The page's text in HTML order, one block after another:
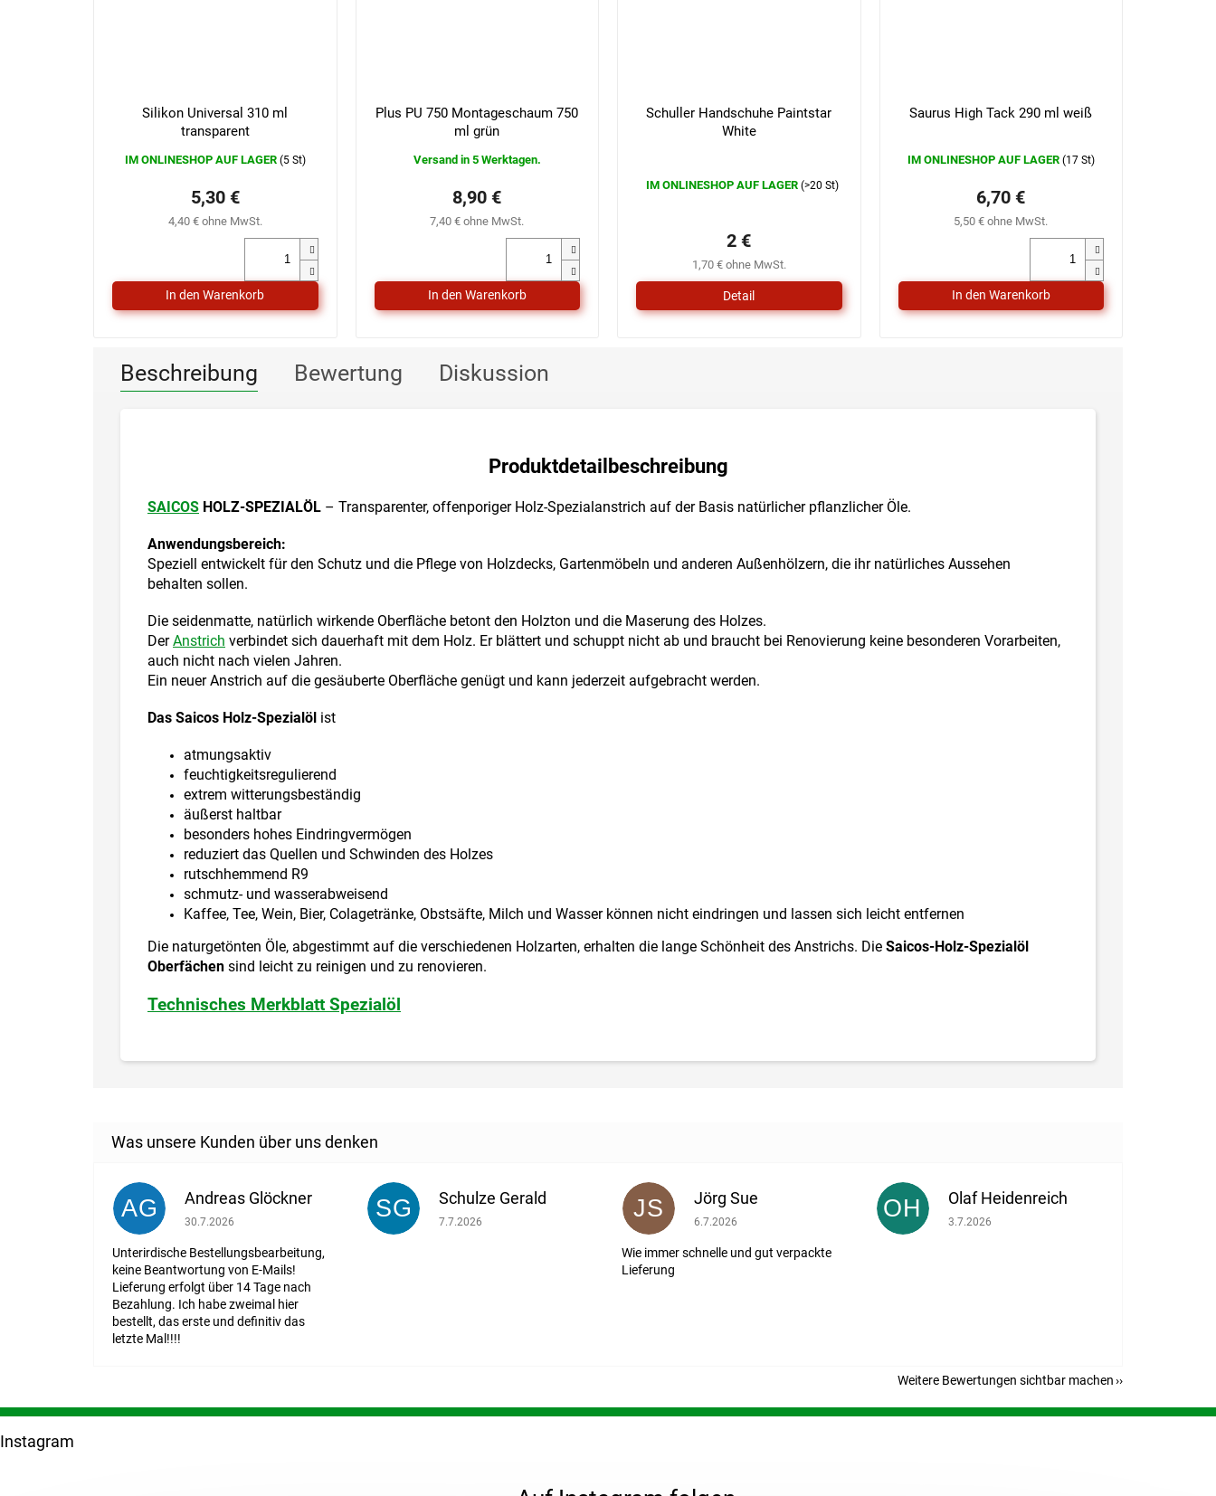
Silikon Universal 310 ml
transparent
IM ONLINESHOP AUF LAGER (5 St)
4,40 € ohne MwSt.
5,30 €
Plus PU 750 Montageschaum 750
ml grün
Versand in 5 Werktagen.
7,40 € ohne MwSt.
8,90 €
Schuller Handschuhe Paintstar
White
Die
von
Sternen.
IM ONLINESHOP AUF LAGER (>20 St)
1,70 € ohne MwSt.
2 €
Detail
Saurus High Tack 290 ml weiß
IM ONLINESHOP AUF LAGER (17 St)
5,50 € ohne MwSt.
6,70 €
Beschreibung Bewertung Diskussion
Produktdetailbeschreibung
SAICOS HOLZ-SPEZIALÖL – Transparenter, offenporiger Holz-Spezialanstrich auf der Basis natürlicher pflanzlicher Öle.
Anwendungsbereich:
Speziell entwickelt für den Schutz und die Pflege von Holzdecks, Gartenmöbeln und anderen Außenhölzern, die ihr natürliches Aussehen
behalten sollen.
Die seidenmatte, natürlich wirkende Oberfläche betont den Holzton und die Maserung des Holzes.
DerAnstrich verbindet sich dauerhaft mit dem Holz. Er blättert und schuppt nicht ab und braucht bei Renovierung keine besonderen Vorarbeiten,
auch nicht nach vielen Jahren.
Ein neuer Anstrich auf die gesäuberte Oberfläche genügt und kann jederzeit aufgebracht werden.
Das Saicos Holz-Spezialöl ist
atmungsaktiv
feuchtigkeitsregulierend
extrem witterungsbeständig
äußerst haltbar
besonders hohes Eindringvermögen
reduziert das Quellen und Schwinden des Holzes
rutschhemmend R9
schmutz- und wasserabweisend
Kaffee, Tee, Wein, Bier, Colagetränke, Obstsäfte, Milch und Wasser können nicht eindringen und lassen sich leicht entfernen
Die naturgetönten Öle, abgestimmt auf die verschiedenen Holzarten, erhalten die lange Schönheit des Anstrichs. Die Saicos-Holz-Spezialöl
Oberfächen sind leicht zu reinigen und zu renovieren.
Technisches Merkblatt Spezialöl
AG Andreas Glöckner
Die Shop-Bewertung beträgt 1 von 5 Sternen.
30.7.2026
Unterirdische Bestellungsbearbeitung,
keine Beantwortung von E-Mails!
Lieferung erfolgt über 14 Tage nach
Bezahlung. Ich habe zweimal hier
bestellt, das erste und definitiv das
letzte Mal!!!!
SG Schulze Gerald
Die Shop-Bewertung beträgt 5 von 5 Sternen.
7.7.2026 JS Jörg Sue
Die Shop-Bewertung beträgt 5 von 5 Sternen.
6.7.2026
Wie immer schnelle und gut verpackte
Lieferung
OH Olaf Heidenreich
Die Shop-Bewertung beträgt 5 von 5 Sternen.
3.7.2026
Weitere Bewertungen sichtbar machen
F
u
Instagram